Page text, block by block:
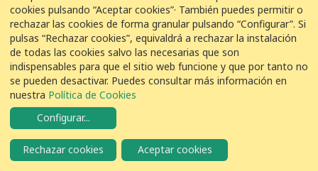
1Garza Real Ardea cinerea
21 de enero de 2025
21/01/2025 15:45:00
EDAR Olot -Censo Olot
Garza Real Ardea cinerea
cookies pulsando “Aceptar cookies”· También puedes permitir o
rechazar las cookies de forma granular pulsando “Configurar”. Si
pulsas “Rechazar cookies”, equivaldrá a rechazar la instalación
de todas las cookies salvo las necesarias que son
indispensables para que el sitio web funcione y que por tanto no
se pueden desactivar. Puedes consultar más información en
nuestra Política de Cookies
Configurar...
Rechazar cookies Aceptar cookies